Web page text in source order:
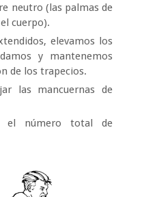
neutro (las palmas de
cuerpo).
elevamos los
y mantenemos
de los trapecios.
las mancuernas de
el número total de